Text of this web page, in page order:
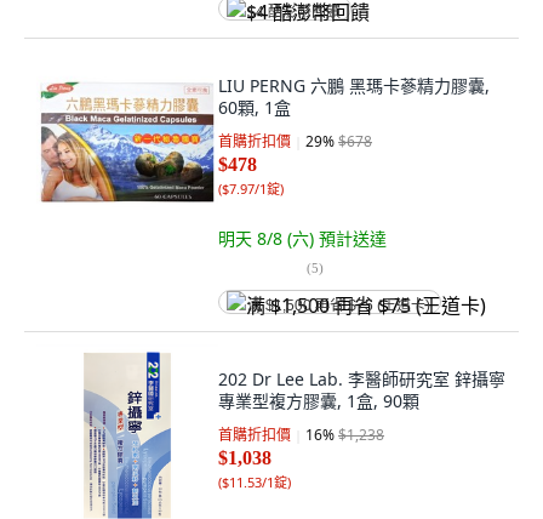
$4 酷澎幣回饋
LIU PERNG 六鵬 黑瑪卡蔘精力膠囊,
60顆, 1盒
首購折扣價 29%$678
$478
($7.97/1錠)
明天 8/8 (六) 預計送達
(5)
满 $1,500 再省 $75 (王道卡)
202 Dr Lee Lab. 李醫師研究室 鋅攝寧
專業型複方膠囊, 1盒, 90顆
首購折扣價 16%$1,238
$1,038
($11.53/1錠)